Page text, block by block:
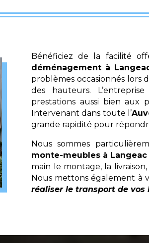
Bénéficiez de la facilité
déménagement à
problèmes occasionnés
des hauteurs.
prestations aussi bien aux
Intervenant dans toute l’
grande rapidité pour
Nous sommes
monte-meubles à Langeac
main le montage, la
Nous mettons également à
réaliser le transport de vos